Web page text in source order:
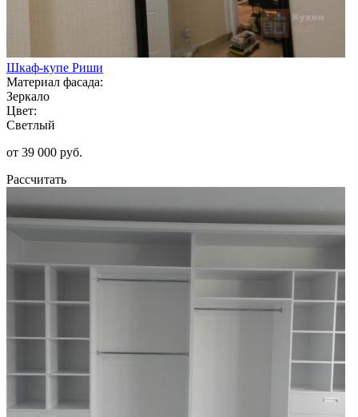
Шкаф-купе Риши
Материал фасада:
Зеркало
Цвет:
Светлый
от 39 000 руб.
Рассчитать